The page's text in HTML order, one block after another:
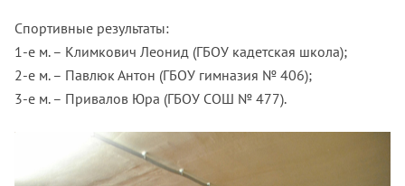
Спортивные результаты:
1-е м. – Климкович Леонид (ГБОУ кадетская школа);
2-е м. – Павлюк Антон (ГБОУ гимназия № 406);
3-е м. – Привалов Юра (ГБОУ СОШ № 477).